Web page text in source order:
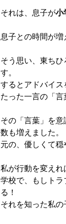
それは、息子が小
息子との時間が増
そう思い、東ち
す。
するとアドバイス
たった一言の「言
その「言葉」を
数も増えました。
元の、優しくて穏
私が行動を変えれ
学校で、もしト
る！
それを知った私の